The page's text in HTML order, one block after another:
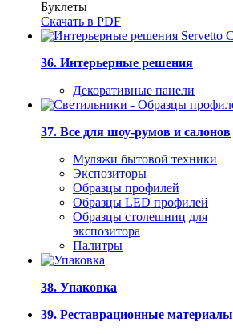
Буклеты
Скачать в PDF
36. Интерьерные решения
Декоративные панели
37. Все для шоу-румов и салонов
Муляжи бытовой техники
Экспозиторы
Образцы профилей
Образцы LED профилей
Образцы столешниц для
экспозитора
Палитры
38. Упаковка
39. Реставрационные материалы